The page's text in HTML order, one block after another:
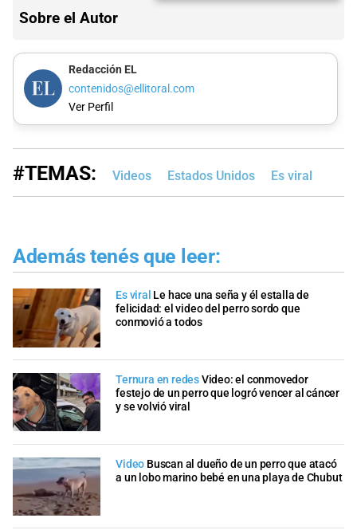
Sobre el Autor
Redacción EL
contenidos@ellitoral.com
Ver Perfil
#TEMAS: Videos Estados Unidos Es viral
Además tenés que leer:
Es viral Le hace una seña y él estalla de
felicidad: el video del perro sordo que
conmovió a todos
Ternura en redesVideo: el conmovedor
festejo de un perro que logró vencer al cáncer
y se volvió viral
Video Buscan al dueño de un perro que atacó
a un lobo marino bebé en una playa de Chubut